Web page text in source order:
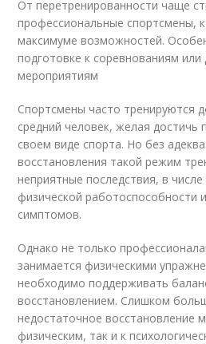
От перетренированности чаще
профессиональные спортсмены,
максимуме возможностей.
подготовке к соревнованиям
мероприятиям
Спортсмены часто тренируются
средний человек, желая достичь
своем виде спорта. Но без
восстановления такой режим
неприятные последствия, в
физической работоспособности
симптомов.
Однако не только
занимается физическими
необходимо поддерживать
восстановлением. Слишком
недостаточное восстановление
физическим, так и к